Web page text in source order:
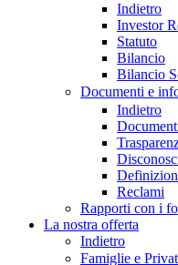
Indietro
Investor
Statuto
Bilancio
Bilancio
Documenti e
Indietro
Reclami
Rapporti con i
La nostra offerta
Indietro
Famiglie e